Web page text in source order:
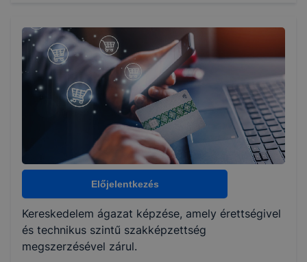
504161303
Képzés időtartama
Választható szakmairányok:
Nem válaszható
KKK/PTT
KKK letöltése (pdf)
Előjelentkezés
Kereskedelem ágazat képzése, amely érettségivel
és technikus szintű szakképzettség
megszerzésével zárul.